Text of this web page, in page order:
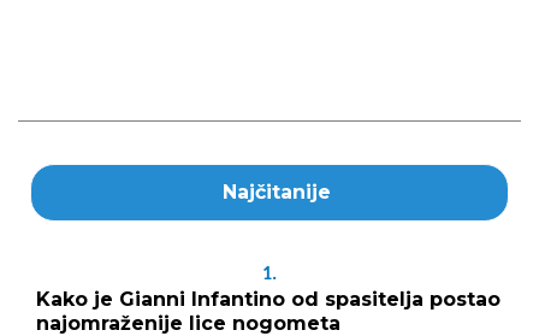
Najčitanije
1.
Kako je Gianni Infantino od spasitelja postao
najomraženije lice nogometa